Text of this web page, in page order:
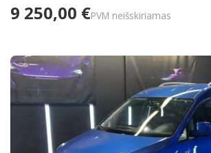
9 250,00 €PVM neišskiriamas